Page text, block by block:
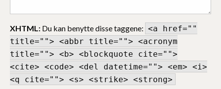
XHTML: Du kan benytte disse taggene: <a href=""
title=""> <abbr title=""> <acronym
title=""> <b> <blockquote cite="">
<cite> <code> <del datetime=""> <em> <i>
<q cite=""> <s> <strike> <strong>